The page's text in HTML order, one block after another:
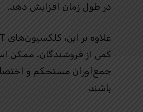
در طول زمان افزایش دهد.
کمی از فروشندگان، ممکن
جمع‌آوران مستحکم و
باشند